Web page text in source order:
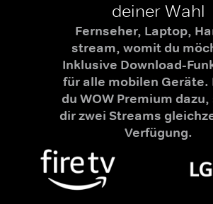
deiner Wahl
Fernseher, Laptop,
stream, womit du
Inklusive Download-
für alle mobilen Geräte.
du WOW Premium
dir zwei Streams
Verfügung.